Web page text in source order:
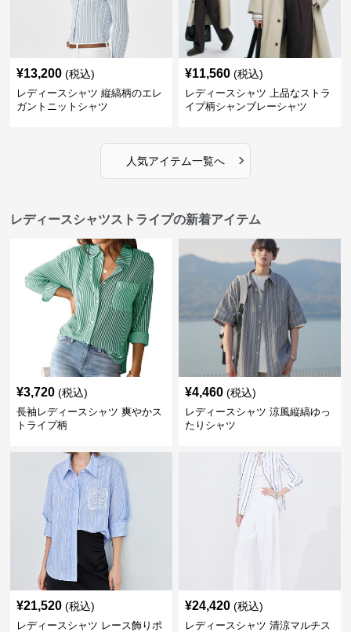
¥13,200 (税込)
レディースシャツ 縦縞柄のエレ
ガントニットシャツ
¥11,560 (税込)
レディースシャツ 上品なストラ
イプ柄シャンブレーシャツ
人気アイテム一覧へ ›
レディースシャツストライプの新着アイテム
¥3,720 (税込)
長袖レディースシャツ 爽やかス
トライプ柄
¥4,460 (税込)
レディースシャツ 涼風縦縞ゆっ
たりシャツ
¥21,520 (税込)
レディースシャツ レース飾りポ
¥24,420 (税込)
レディースシャツ 清涼マルチス